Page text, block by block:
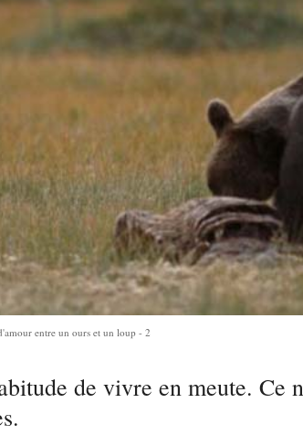
entre un ours et un loup - 2
de vivre en meute. Ce